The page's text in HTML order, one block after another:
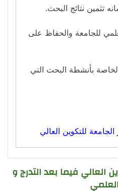
تثمين نتائج البحث.
للجامعة والحفاظ على
بأنشطة البحث التي
الجامعة للتكوين العالي
العالي فيما بعد التدرج و